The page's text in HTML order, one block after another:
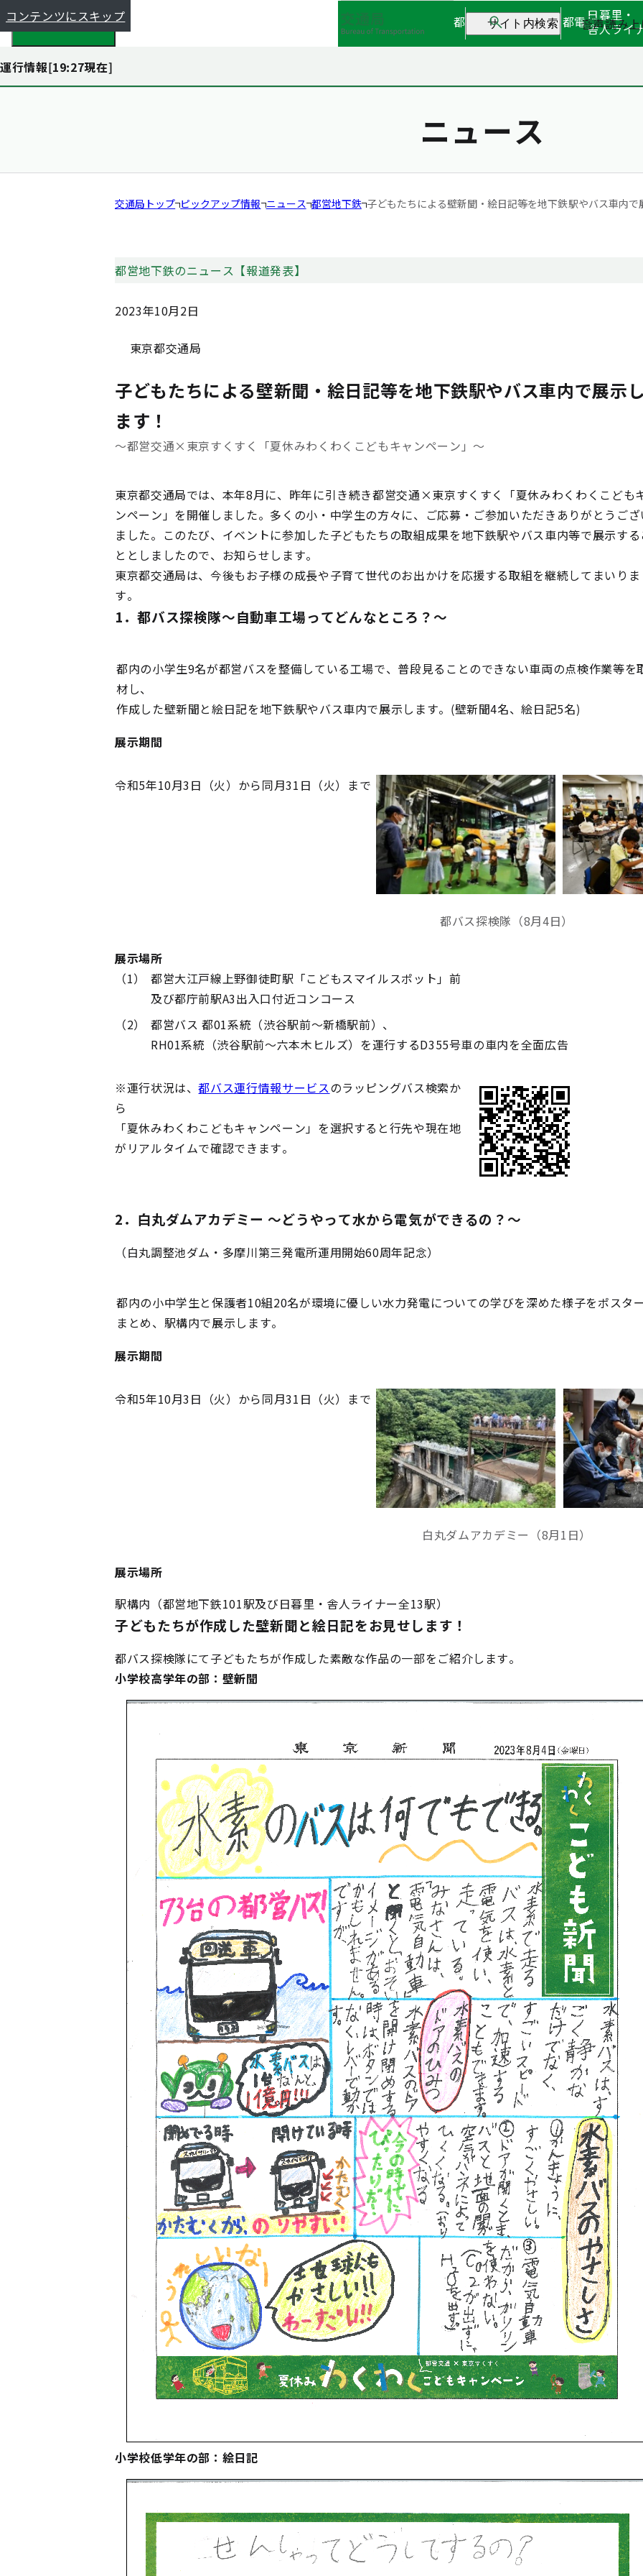
コンテンツにスキップ
都全体で探す サイト内検索 音声読み
都営地下鉄 都営バス 都電日暮里・
舎人ライ
運行情報[19:27現在]
ニュース
交通局トップ ピックアップ情報 ニュース 都営地下鉄 子どもたちによる壁新聞・絵日記等を地下鉄駅やバス車内で
都営地下鉄のニュース【報道発表】
2023年10月2日
東京都交通局
子どもたちによる壁新聞・絵日記等を地下鉄駅やバス車内で展示
ます！
～都営交通×東京すくすく「夏休みわくわくこどもキャンペーン」～
東京都交通局では、本年8月に、昨年に引き続き都営交通×東京すくすく「夏休みわくわくこども
ンペーン」を開催しました。多くの小・中学生の方々に、ご応募・ご参加いただきありがとうご
ました。このたび、イベントに参加した子どもたちの取組成果を地下鉄駅やバス車内等で展示す
ととしましたので、お知らせします。
東京都交通局は、今後もお子様の成長や子育て世代のお出かけを応援する取組を継続してまいりま
す。
1．都バス探検隊～自動車工場ってどんなところ？～
都内の小学生9名が都営バスを整備している工場で、普段見ることのできない車両の点検作業等を
材し、
作成した壁新聞と絵日記を地下鉄駅やバス車内で展示します。(壁新聞4名、絵日記5名)
展示期間
令和5年10月3日（火）から同月31日（火）まで
都バス探検隊（8月4日）
展示場所
（1）
都営大江戸線上野御徒町駅「こどもスマイルスポット」前
及び都庁前駅A3出入口付近コンコース
（2）
都営バス 都01系統（渋谷駅前～新橋駅前）、
RH01系統（渋谷駅前～六本木ヒルズ）を運行するD355号車の車内を全面広告
※運行状況は、都バス運行情報サービスのラッピングバス検索か
ら
「夏休みわくわこどもキャンペーン」を選択すると行先や現在地
がリアルタイムで確認できます。
2．白丸ダムアカデミー ～どうやって水から電気ができるの？～
（白丸調整池ダム・多摩川第三発電所運用開始60周年記念）
都内の小中学生と保護者10組20名が環境に優しい水力発電についての学びを深めた様子をポスタ
まとめ、駅構内で展示します。
展示期間
令和5年10月3日（火）から同月31日（火）まで
白丸ダムアカデミー（8月1日）
展示場所
駅構内（都営地下鉄101駅及び日暮里・舎人ライナー全13駅）
子どもたちが作成した壁新聞と絵日記をお見せします！
都バス探検隊にて子どもたちが作成した素敵な作品の一部をご紹介します。
小学校高学年の部：壁新聞
小学校低学年の部：絵日記